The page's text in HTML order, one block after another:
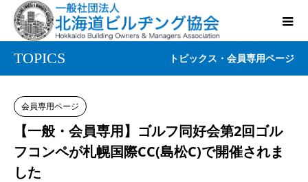
TOPICS トピックス・会員専用ページ
会員専用ページ
【一般・会員専用】ゴルフ同好会第2回ゴル
フコンペが札幌国際CC(島松C)で開催されま
した